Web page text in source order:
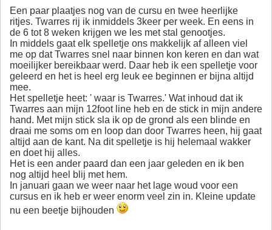
Een paar plaatjes nog van de cursu en twee heerlijke
ritjes. Twarres rij ik inmiddels 3keer per week. En eens in
de 6 tot 8 weken krijgen we les met stal genootjes.
In middels gaat elk spelletje ons makkelijk af alleen viel
me op dat Twarres snel naar binnen kon keren en dan wat
moeilijker bereikbaar werd. Daar heb ik een spelletje voor
geleerd en het is heel erg leuk ee beginnen er bijna altijd
mee.
Het spelletje heet: ' waar is Twarres.' Wat inhoud dat ik
Twarres aan mijn 12foot line heb en de stick in mijn andere
hand. Met mijn stick sla ik op de grond als een blinde en
draai me soms om en loop dan door Twarres heen, hij gaat
altijd aan de kant. Na dit spelletje is hij helemaal wakker
en doet hij alles.
Het is een ander paard dan een jaar geleden en ik ben
nog altijd heel blij met hem.
In januari gaan we weer naar het lage woud voor een
cursus en ik heb er weer enorm veel zin in. Kleine update
nu een beetje bijhouden